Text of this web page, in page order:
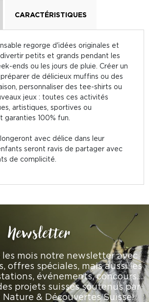
CARACTÉRISTIQUES
regorge d'idées originales et
petits et grands pendant les
ends ou les jours de pluie. Créer un
de délicieux muffins ou des
personnaliser des tee-shirts ou
jeux : toutes ces activités
artistiques, sportives ou
garanties 100% fun.
avec délice dans leur
seront ravis de partager avec
de complicité.
Newsletter
les mois notre newsletter avec
offres spéciales, mais aussi les
événements, concours…
projets suisses soutenus par
Nature & Découvertes Suisse!